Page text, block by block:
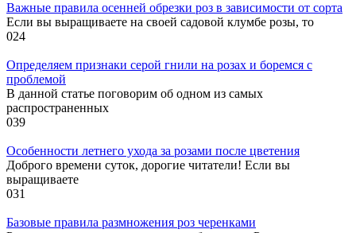
Важные правила осенней обрезки роз в зависимости от сорта
Если вы выращиваете на своей садовой клумбе розы, то
024
Определяем признаки серой гнили на розах и боремся с
проблемой
В данной статье поговорим об одном из самых
распространенных
039
Особенности летнего ухода за розами после цветения
Доброго времени суток, дорогие читатели! Если вы
выращиваете
031
Базовые правила размножения роз черенками